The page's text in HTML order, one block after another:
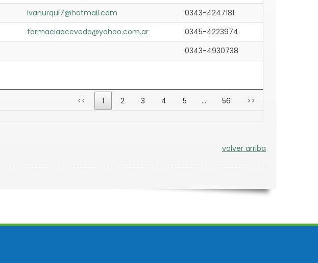
ivanurqui7@hotmail.com
0343-4247181
farmaciaacevedo@yahoo.com.ar
0345-4223974
0343-4930738
<< 1 2 3 4 5 … 56 >>
volver arriba